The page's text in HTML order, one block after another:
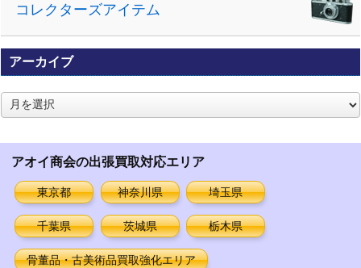
コレクターズアイテム
アーカイブ
ア
ー
アオイ商会の出張買取対応エリア
東京都 神奈川県 埼玉県
千葉県 茨城県 栃木県
骨董品・古美術品買取強化エリア